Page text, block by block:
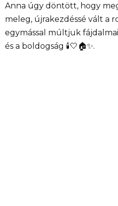
Anna úgy döntött, hogy
meleg, újrakezdéssé vált a
egymással múltjuk
és a boldogság 🕯️🤍🏠✨.